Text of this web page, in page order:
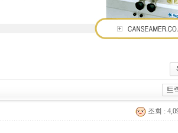
조회 :